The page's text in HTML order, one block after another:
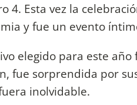
4. Esta vez la
y fue un evento
elegido para este
fue sorprendida por
inolvidable.